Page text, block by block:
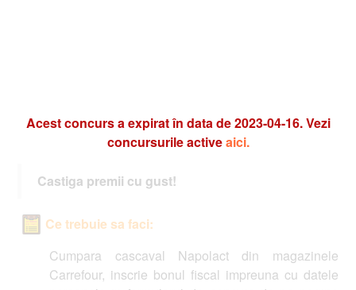
Acest concurs a expirat în data de 2023-04-16. Vezi
concursurile activeaici.
Castiga premii cu gust!
Ce trebuie sa faci:
Cumpara cascaval Napolact din magazinele
Carrefour, inscrie bonul fiscal impreuna cu datele